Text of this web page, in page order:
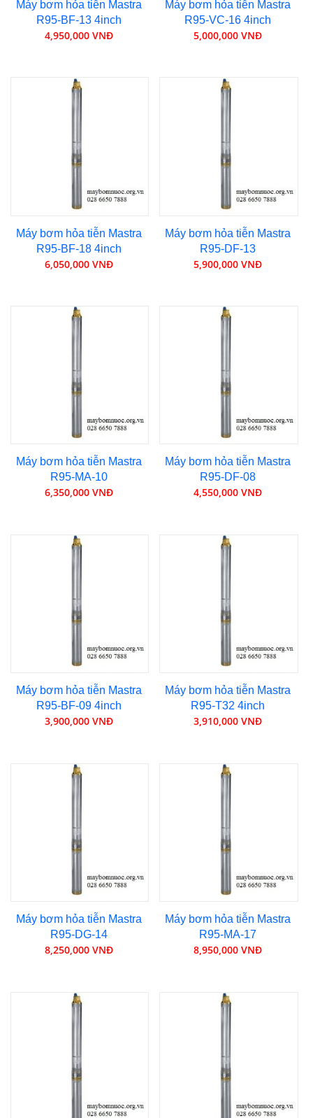
Máy bơm hỏa tiễn Mastra
R95-BF-13 4inch
4,950,000 VNĐ
Máy bơm hỏa tiễn Mastra
R95-VC-16 4inch
5,000,000 VNĐ
Máy bơm hỏa tiễn Mastra
R95-BF-18 4inch
6,050,000 VNĐ
Máy bơm hỏa tiễn Mastra
R95-DF-13
5,900,000 VNĐ
Máy bơm hỏa tiễn Mastra
R95-MA-10
6,350,000 VNĐ
Máy bơm hỏa tiễn Mastra
R95-DF-08
4,550,000 VNĐ
Máy bơm hỏa tiễn Mastra
R95-BF-09 4inch
3,900,000 VNĐ
Máy bơm hỏa tiễn Mastra
R95-T32 4inch
3,910,000 VNĐ
Máy bơm hỏa tiễn Mastra
R95-DG-14
8,250,000 VNĐ
Máy bơm hỏa tiễn Mastra
R95-MA-17
8,950,000 VNĐ